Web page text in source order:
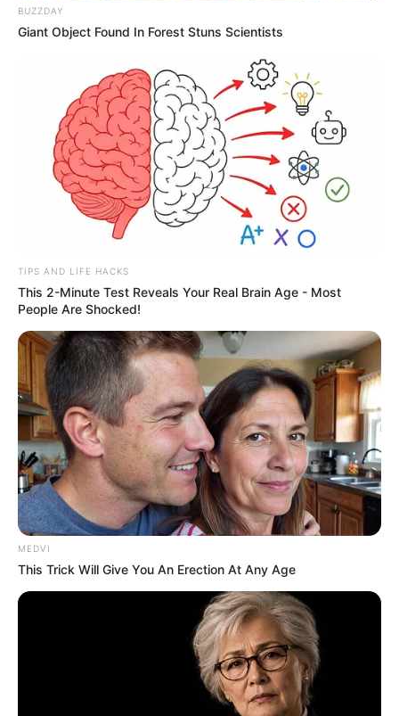
ΤΑΥΤΟΤΗΤΑ ΚΑΙ ΕΠΙΚΟΙΝΩΝΙΑ ΟΡΟΙ ΧΡΗΣΗΣ
BUZZDAY
Giant Object Found In Forest Stuns Scientists
TIPS AND LIFE HACKS
This 2-Minute Test Reveals Your Real Brain Age - Most
People Are Shocked!
MEDVI
This Trick Will Give You An Erection At Any Age